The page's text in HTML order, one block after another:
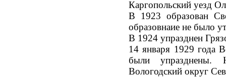
Каргопольский уезд
В 1923 образован
образовнаие не было
В 1924 упразднен
14 января 1929 года
были упразднены.
Вологодский округ